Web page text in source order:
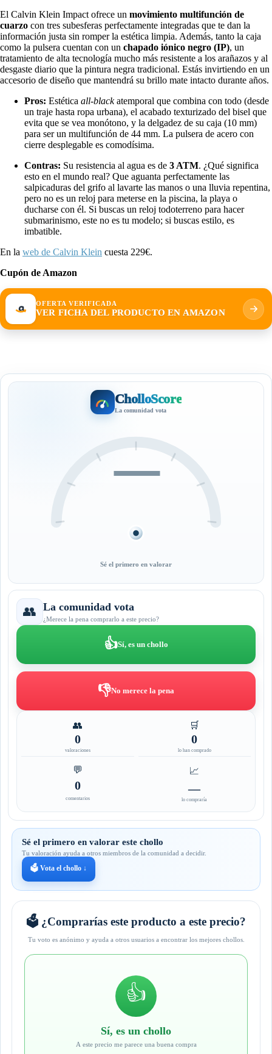
El Calvin Klein Impact ofrece un movimiento multifunción de
cuarzo con tres subesferas perfectamente integradas que te dan la
información justa sin romper la estética limpia. Además, tanto la caja
como la pulsera cuentan con un chapado iónico negro (IP), un
tratamiento de alta tecnología mucho más resistente a los arañazos y al
desgaste diario que la pintura negra tradicional. Estás invirtiendo en un
accesorio de diseño que mantendrá su brillo mate intacto durante años.
Pros: Estética all-blackatemporal que combina con todo (desde
un traje hasta ropa urbana), el acabado texturizado del bisel que
evita que se vea monótono, y la delgadez de su caja (10 mm)
para ser un multifunción de 44 mm. La pulsera de acero con
cierre desplegable es comodísima.
Contras: Su resistencia al agua es de 3 ATM. ¿Qué significa
esto en el mundo real? Que aguanta perfectamente las
salpicaduras del grifo al lavarte las manos o una lluvia repentina,
pero no es un reloj para meterse en la piscina, la playa o
ducharse con él. Si buscas un reloj todoterreno para hacer
submarinismo, este no es tu modelo; si buscas estilo, es
imbatible.
En la web de Calvin Klein cuesta 229€.
Cupón de Amazon
OFERTA VERIFICADA
VER FICHA DEL PRODUCTO EN AMAZON
CholloScore
La comunidad vota
—
Sé el primero en valorar
👥 La comunidad vota
¿Merece la pena comprarlo a este precio?
👍Sí, es un chollo
👎No merece la pena
👥
0
valoraciones
🛒
0
lo han comprado
💬
0
comentarios
📈
—
lo compraría
Sé el primero en valorar este chollo
Tu valoración ayuda a otros miembros de la comunidad a decidir.
🗳️ Vota el chollo ↓
🗳️ ¿Comprarías este producto a este precio?
Tu voto es anónimo y ayuda a otros usuarios a encontrar los mejores chollos.
👍
Sí, es un chollo
A este precio me parece una buena compra